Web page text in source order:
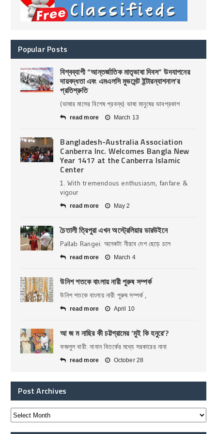
Popular Posts
বিশ্বব্যাপী “আন্তর্জাতিক মাতৃভাষা দিবস” উদযাপনের
দায়বদ্ধতা এবং এমএলসি মুভমেন্ট ইন্টারন্যাশনাল’র
প্রতিশ্রুতি
(ভাষার মাসের বিশেষ প্রবন্ধ) ভাষা মানুষের ভাবপ্রকাশ
read more March 13
Bangladesh-Australia Association
Canberra Inc. Welcomes Bangla New
Year 1417 at the Canberra Islamic
Center
1. With tremendous enthusiasm, fanfare &
vigour
read more May 2
চৈতালী ত্রিপুরা এখন অস্ট্রেলিয়ার ডারউইনে
Pallab Rangei: অনেকটা নীরবে দেশ ছেড়ে চলে
read more March 4
উনিশ শতকে বাংলায় নারী পুরুষ সম্পর্ক
উনিশ শতকে বাংলায় নারী পুরুষ সম্পর্ক ,
read more April 10
আ জ ম নাছির কী চট্টগ্রামের ‘মুই কি হনুরে’?
ফজলুল বারী: নানান বিতর্কের মধ্যে সরকারের নানা
read more October 28
Post Archives